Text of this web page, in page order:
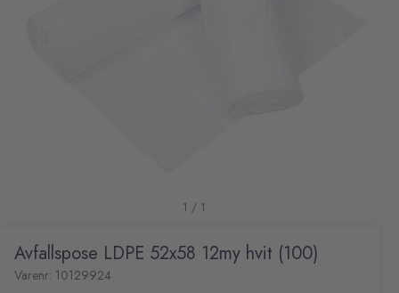
1 / 1
Avfallspose LDPE 52x58 12my hvit (100)
Varenr: 10129924